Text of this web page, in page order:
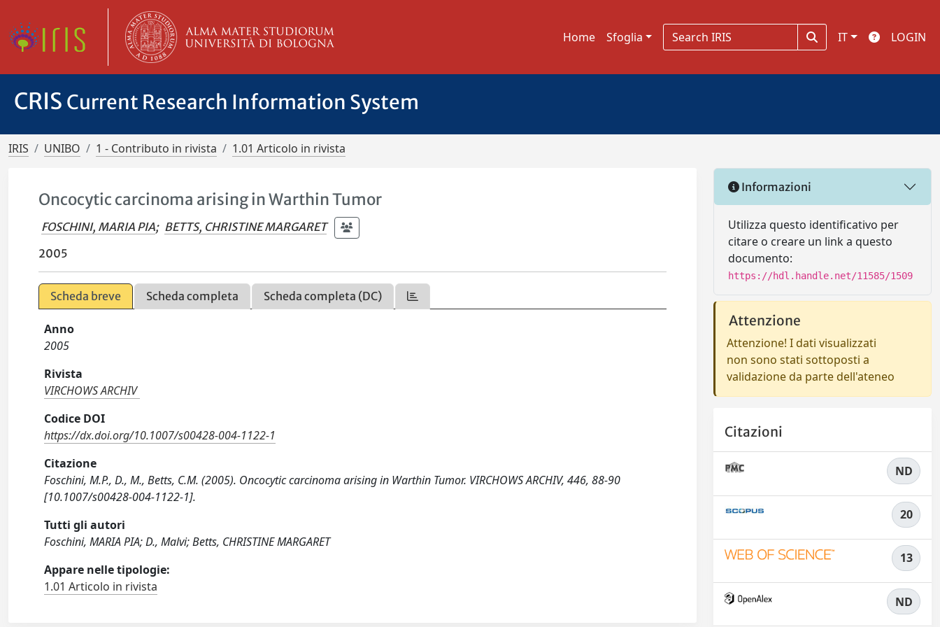
Home Sfoglia IT LOGIN
CRIS Current Research Information System
IRIS UNIBO 1 - Contributo in rivista 1.01 Articolo in rivista
Oncocytic carcinoma arising in Warthin Tumor
FOSCHINI, MARIA PIA; BETTS, CHRISTINE MARGARET
2005
Scheda breve Scheda completa Scheda completa (DC)
Anno
2005
Rivista
VIRCHOWS ARCHIV
Codice DOI
https://dx.doi.org/10.1007/s00428-004-1122-1
Citazione
Foschini, M.P., D., M., Betts, C.M. (2005). Oncocytic carcinoma arising in Warthin Tumor. VIRCHOWS ARCHIV, 446, 88-90
[10.1007/s00428-004-1122-1].
Tutti gli autori
Foschini, MARIA PIA; D., Malvi; Betts, CHRISTINE MARGARET
Appare nelle tipologie:
1.01 Articolo in rivista
Informazioni
Utilizza questo identificativo per
citare o creare un link a questo
documento:
https://hdl.handle.net/11585/1509
Attenzione
Attenzione! I dati visualizzati
non sono stati sottoposti a
validazione da parte dell'ateneo
Citazioni
ND
20
13
ND